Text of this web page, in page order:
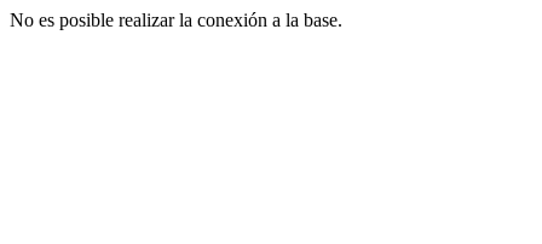
No es posible realizar la conexión a la base.